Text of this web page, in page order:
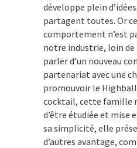
développe plein
partagent toutes. Or
comportement n’est
notre industrie, loin de
parler d’un nouveau
partenariat avec une
promouvoir le
cocktail, cette famille
d’être étudiée et mise
sa simplicité, elle
d’autres avantage,